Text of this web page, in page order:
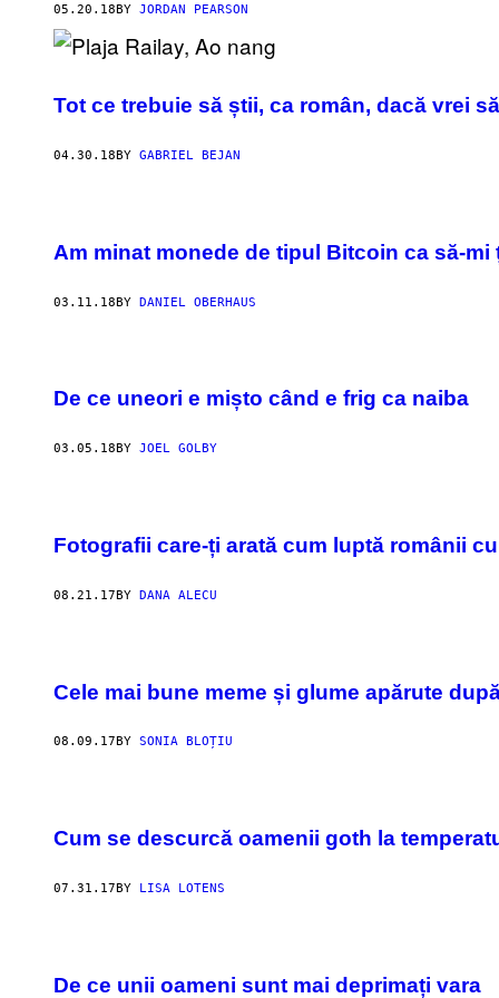
05.20.18BY JORDAN PEARSON
Tot ce trebuie să știi, ca român, dacă vrei
04.30.18 BY GABRIEL BEJAN
Am minat monede de tipul Bitcoin ca să-mi
03.11.18BY DANIEL OBERHAUS
De ce uneori e mișto când e frig ca naiba
03.05.18 BY JOEL GOLBY
Fotografii care-ți arată cum luptă românii
08.21.17BY DANA ALECU
Cele mai bune meme și glume apărute
08.09.17 BY SONIA BLOȚIU
Cum se descurcă oamenii goth la
07.31.17BY LISA LOTENS
De ce unii oameni sunt mai deprimați vara